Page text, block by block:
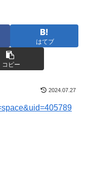
はてブ
コピー
2024.07.27